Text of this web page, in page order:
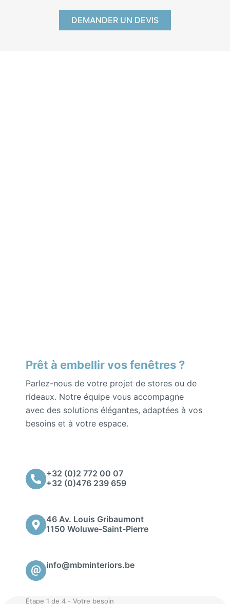
DEMANDER UN DEVIS
Prêt à embellir vos fenêtres ?
Parlez-nous de votre projet de stores ou de
rideaux. Notre équipe vous accompagne
avec des solutions élégantes, adaptées à vos
besoins et à votre espace.
+32 (0)2 772 00 07
+32 (0)476 239 659
46 Av. Louis Gribaumont
1150 Woluwe-Saint-Pierre
info@mbminteriors.be
Étape 1 de 4 - Votre besoin